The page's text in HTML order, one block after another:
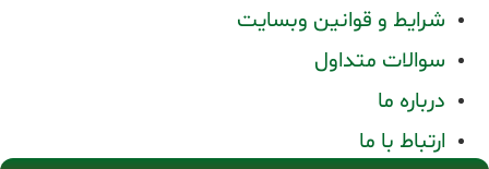
شرایط و قوانین وبسایت
سوالات متداول
درباره ما
ارتباط با ما